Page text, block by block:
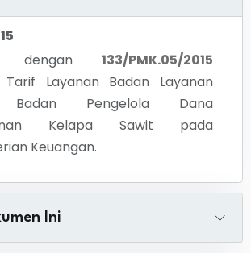
dengan
133/PMK.05/2015
Tarif Layanan Badan Layanan
Badan Pengelola Dana
Kelapa Sawit pada
Keuangan.
Ini